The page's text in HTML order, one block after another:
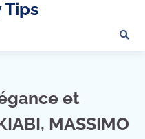
Tips
et
MASSIMO